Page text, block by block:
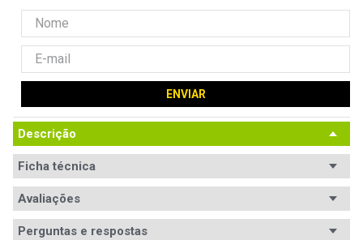
ENVIAR
Descrição
Ficha técnica
Avaliações
Perguntas e respostas